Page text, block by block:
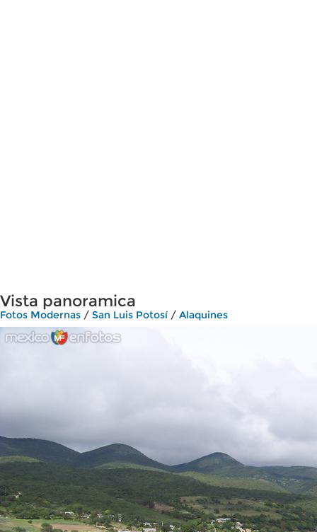
Vista panoramica
Fotos Modernas / San Luis Potosí / Alaquines